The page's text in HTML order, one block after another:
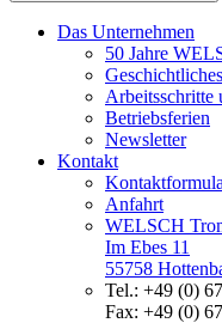
Das Unternehmen
50 Jahre
Geschichtliches
Arbeitsschritte
Betriebsferien
Newsletter
Kontakt
Anfahrt
WELSCH
Im Ebes 11
55758
Tel.: +49 (0)
Fax: +49 (0)